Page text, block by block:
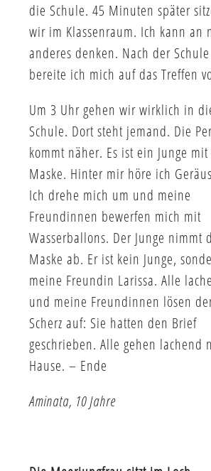
die Schule. 45 Minuten später
wir im Klassenraum. Ich kann an
anderes denken. Nach der Schule
bereite ich mich auf das Treffen
Um 3 Uhr gehen wir wirklich in
Schule. Dort steht jemand. Die
kommt näher. Es ist ein Junge
Maske. Hinter mir höre ich
Ich drehe mich um und meine
Freundinnen bewerfen mich mit
Wasserballons. Der Junge nimmt
Maske ab. Er ist kein Junge,
meine Freundin Larissa. Alle
und meine Freundinnen lösen
Scherz auf: Sie hatten den Brief
geschrieben. Alle gehen lachend
Hause. – Ende
Aminata, 10 Jahre